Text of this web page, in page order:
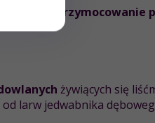
przymocowanie
żywiących się
larw jedwabnika